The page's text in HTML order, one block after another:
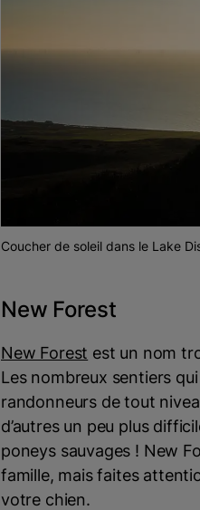
Coucher de soleil dans le Lake
New Forest
New Forest est un nom
Les nombreux sentiers
randonneurs de tout
d’autres un peu plus
poneys sauvages ! New
famille, mais faites
votre chien.